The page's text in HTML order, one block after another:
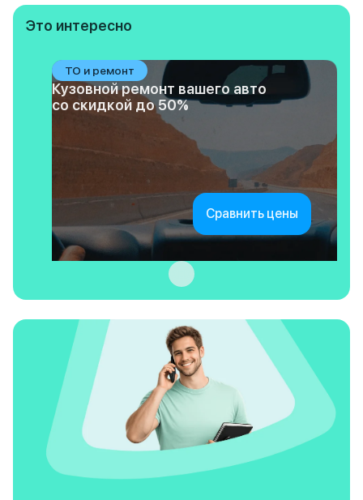
Это интересно
ТО и ремонт
Кузовной ремонт вашего авто
со скидкой до 50%
Сравнить цены